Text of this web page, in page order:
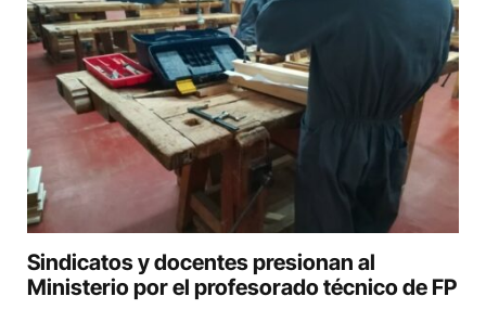
Sindicatos y docentes presionan al
Ministerio por el profesorado técnico de FP